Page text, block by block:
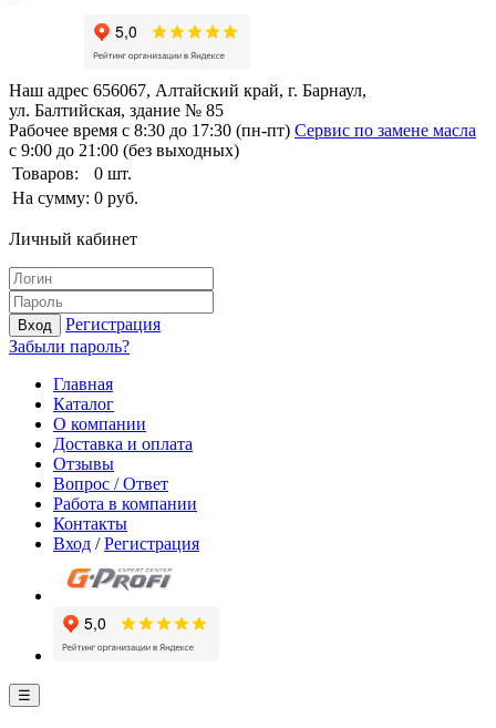
Наш адрес 656067, Алтайский край, г. Барнаул,
ул. Балтийская, здание № 85
Рабочее время с 8:30 до 17:30 (пн-пт) Сервис по замене масла
с 9:00 до 21:00 (без выходных)
Товаров:
0 шт.
На сумму: 0 руб.
Личный кабинет
Вход
Регистрация
Забыли пароль?
Главная
Каталог
О компании
Доставка и оплата
Отзывы
Вопрос / Ответ
Работа в компании
Контакты
Вход /Регистрация
☰